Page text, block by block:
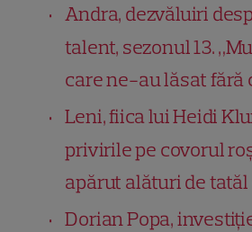
Andra, dezvăluiri
talent, sezonul 13.
care ne-au lăsat fără
Leni, fiica lui Heidi
privirile pe covorul
apărut alături de tatăl
Dorian Popa,